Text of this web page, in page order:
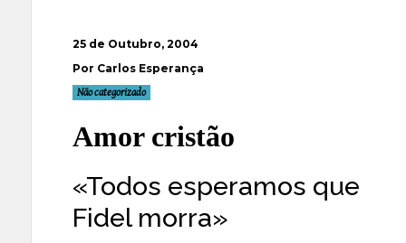
25 de Outubro, 2004
Por Carlos Esperança
Não categorizado
Amor cristão
«Todos esperamos que
Fidel morra»